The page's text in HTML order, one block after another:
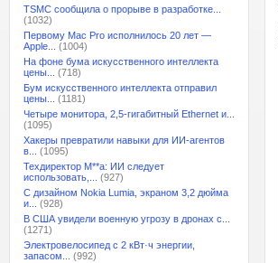
TSMC сообщила о прорыве в разработке...
(1032)
Первому Mac Pro исполнилось 20 лет —
Apple...
(1004)
На фоне бума искусственного интеллекта
цены...
(718)
Бум искусственного интеллекта отправил
цены...
(1181)
Четыре монитора, 2,5-гигабитный Ethernet и...
(1095)
Хакеры превратили навыки для ИИ-агентов
в...
(1095)
Техдиректор M**a: ИИ следует
использовать,...
(927)
С дизайном Nokia Lumia, экраном 3,2 дюйма
и...
(928)
В США увидели военную угрозу в дронах с...
(1271)
Электровелосипед с 2 кВт·ч энергии,
запасом...
(992)